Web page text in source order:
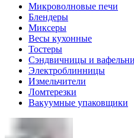
Микроволновые печи
Блендеры
Миксеры
Весы кухонные
Тостеры
Сэндвичницы и
Электроблинницы
Измельчители
Ломтерезки
Вакуумные упаковщики